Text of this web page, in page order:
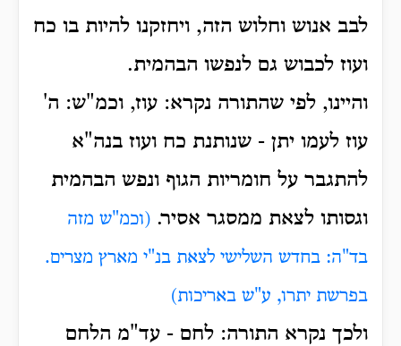
לבב אנוש וחלוש הזה, ויחזקנו להיות בו כח
ועוז לכבוש גם לנפשו הבהמית.
והיינו, לפי שהתורה נקרא: עוז, וכמ"ש: ה'
עוז לעמו יתן - שנותנת כח ועוז בנה"א
להתגבר על חומריות הגוף ונפש הבהמית
וגסותו לצאת ממסגר אסיר. (וכמ"ש מזה
בד"ה: בחדש השלישי לצאת בנ"י מארץ מצרים.
בפרשת יתרו, ע"ש באריכות)
ולכך נקרא התורה: לחם - עד"מ הלחם